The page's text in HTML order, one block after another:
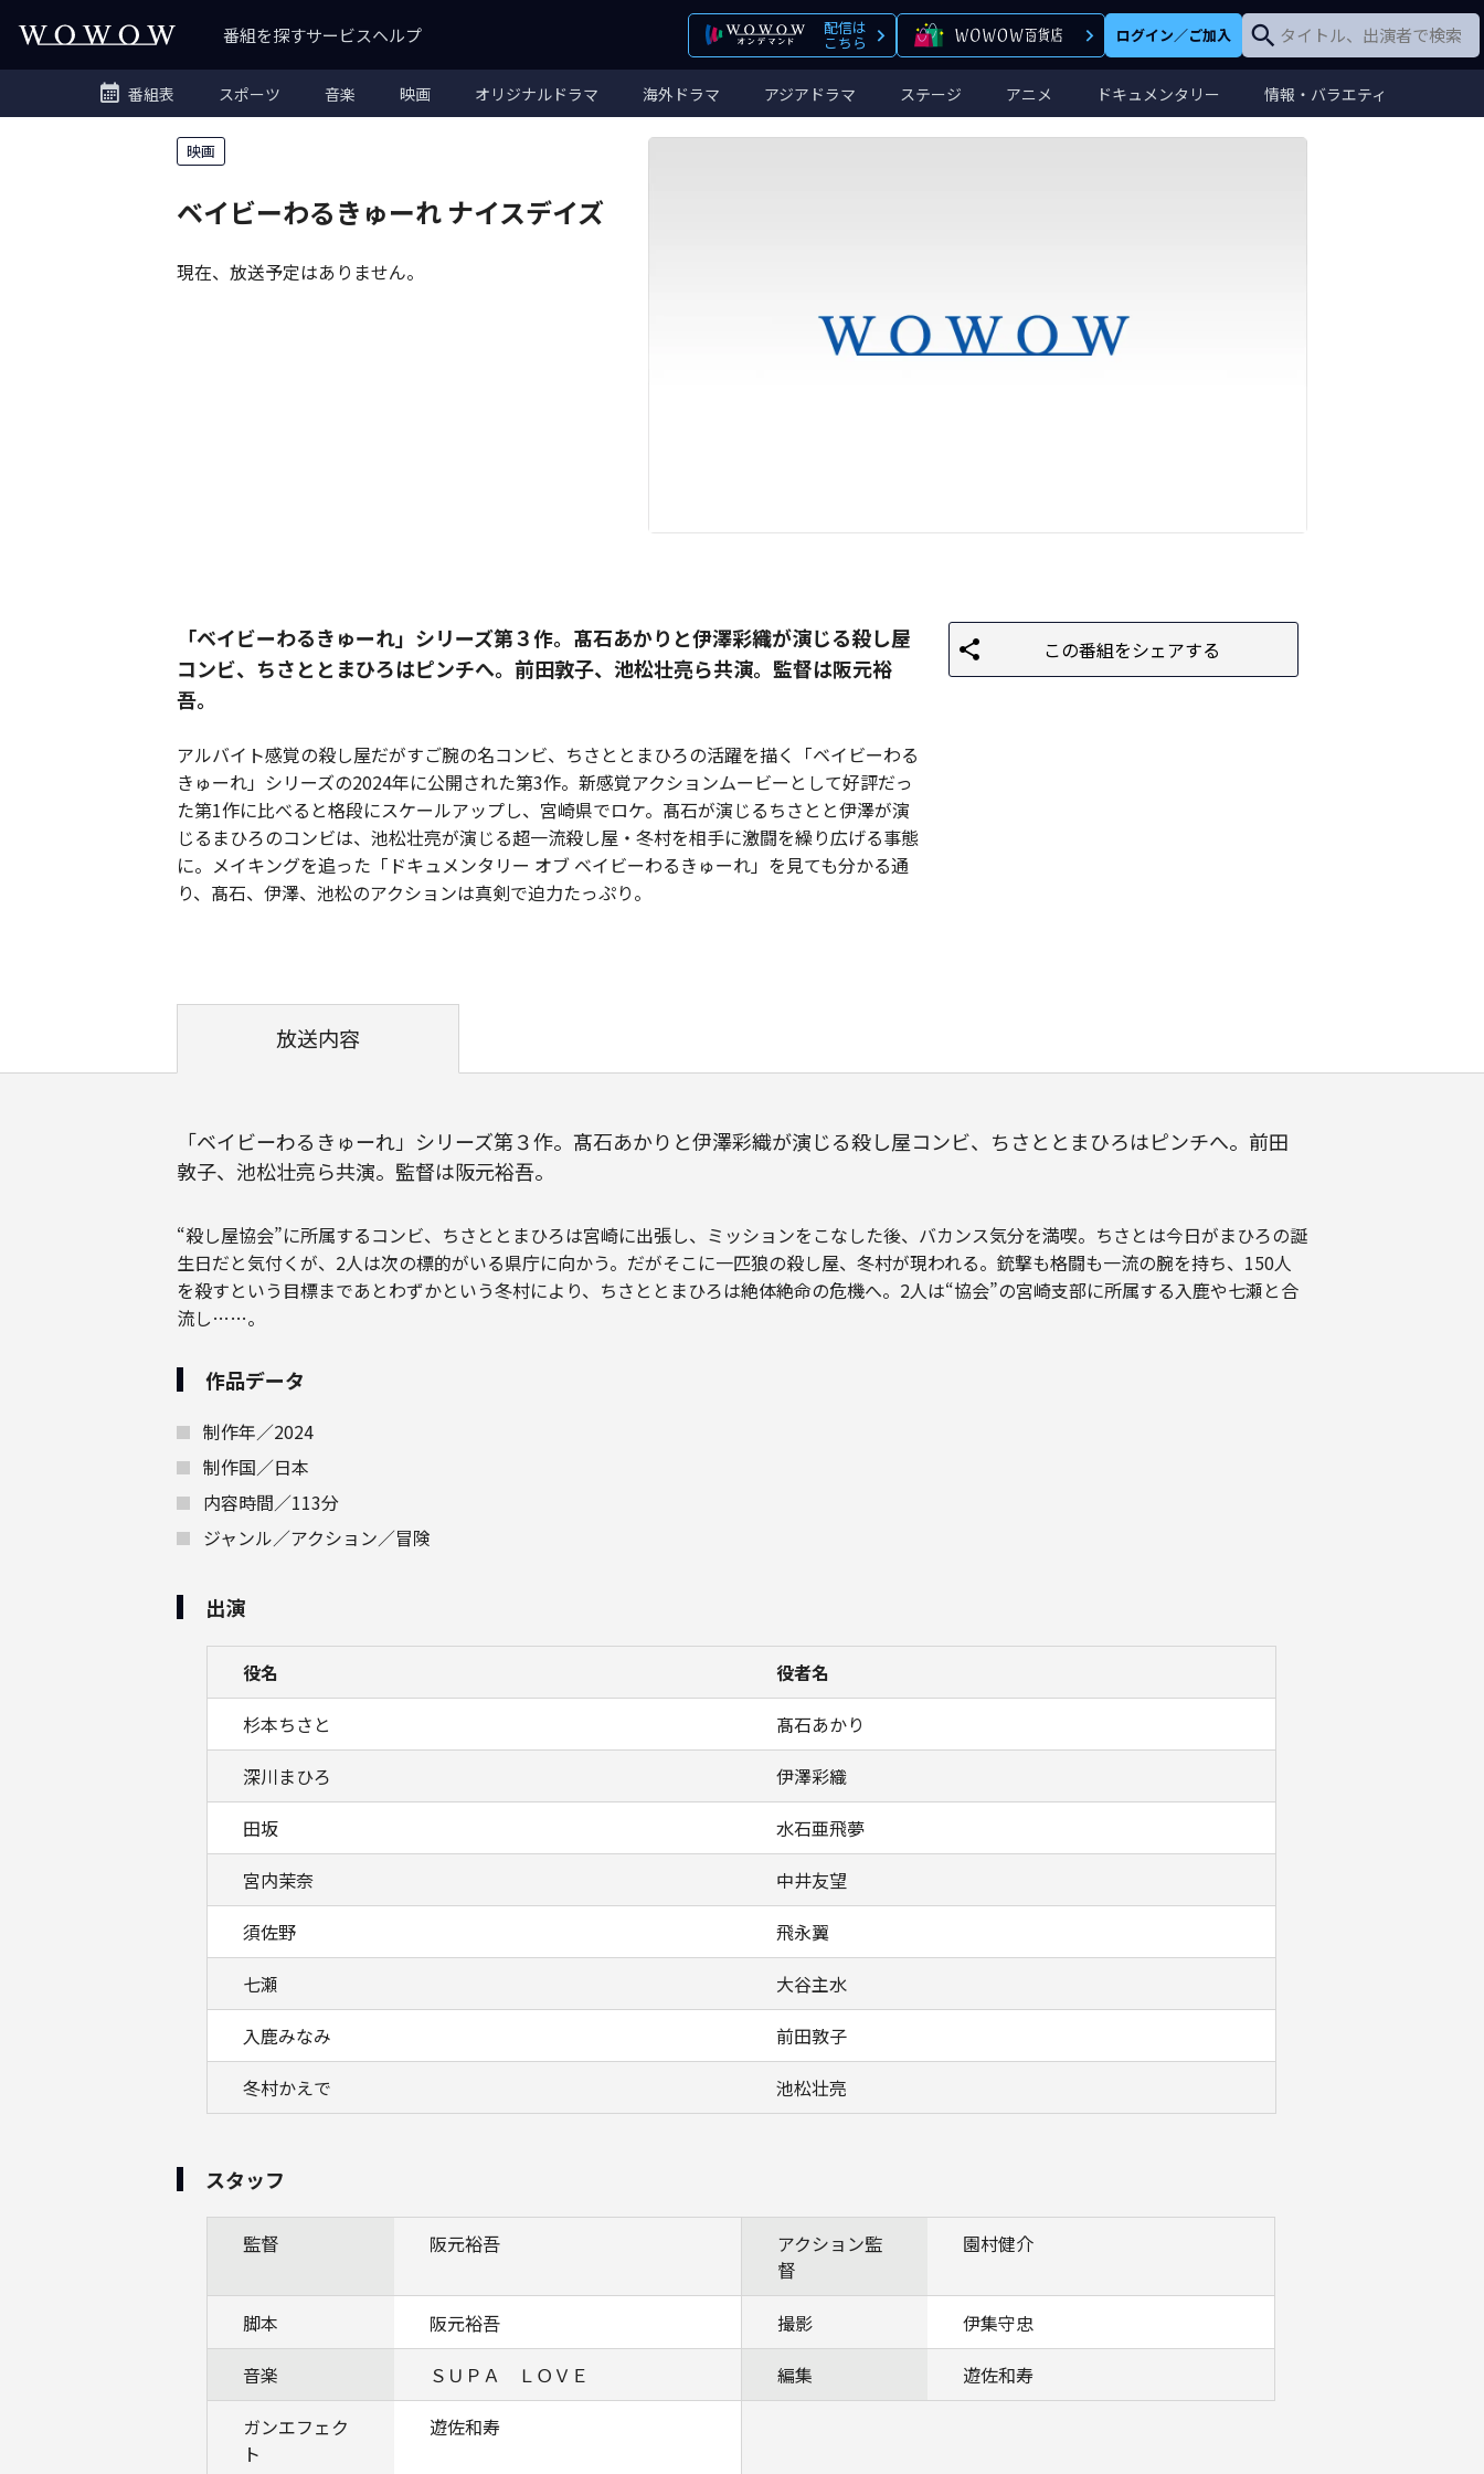
番組を探すサービスヘルプ 配信は
こちら ログイン／ご加入
番組表 スポーツ 音楽 映画 オリジナルドラマ 海外ドラマ アジアドラマ ステージ アニメ ドキュメンタリー 情報・バラエティ
映画
ベイビーわるきゅーれ ナイスデイズ
現在、放送予定はありません。
「ベイビーわるきゅーれ」シリーズ第３作。髙石あかりと伊澤彩織が演じる殺し屋
コンビ、ちさととまひろはピンチへ。前田敦子、池松壮亮ら共演。監督は阪元裕
吾。
アルバイト感覚の殺し屋だがすご腕の名コンビ、ちさととまひろの活躍を描く「ベイビーわる
きゅーれ」シリーズの2024年に公開された第3作。新感覚アクションムービーとして好評だっ
た第1作に比べると格段にスケールアップし、宮崎県でロケ。髙石が演じるちさとと伊澤が演
じるまひろのコンビは、池松壮亮が演じる超一流殺し屋・冬村を相手に激闘を繰り広げる事態
に。メイキングを追った「ドキュメンタリー オブ ベイビーわるきゅーれ」を見ても分かる通
り、髙石、伊澤、池松のアクションは真剣で迫力たっぷり。
この番組をシェアする
放送内容
「ベイビーわるきゅーれ」シリーズ第３作。髙石あかりと伊澤彩織が演じる殺し屋コンビ、ちさととまひろはピンチへ。前田
敦子、池松壮亮ら共演。監督は阪元裕吾。
“殺し屋協会”に所属するコンビ、ちさととまひろは宮崎に出張し、ミッションをこなした後、バカンス気分を満喫。ちさとは今日がまひろの誕
生日だと気付くが、2人は次の標的がいる県庁に向かう。だがそこに一匹狼の殺し屋、冬村が現われる。銃撃も格闘も一流の腕を持ち、150人
を殺すという目標まであとわずかという冬村により、ちさととまひろは絶体絶命の危機へ。2人は“協会”の宮崎支部に所属する入鹿や七瀬と合
流し……。
作品データ
制作年／2024
制作国／日本
内容時間／113分
ジャンル／アクション／冒険
出演
役名
役者名
杉本ちさと
髙石あかり
深川まひろ
伊澤彩織
田坂
水石亜飛夢
宮内茉奈
中井友望
須佐野
飛永翼
七瀬
大谷主水
入鹿みなみ
前田敦子
冬村かえで
池松壮亮
スタッフ
監督 阪元裕吾
アクション監
督
園村健介
脚本 阪元裕吾 撮影
伊集守忠
音楽
ＳＵＰＡ ＬＯＶＥ 編集
遊佐和寿
ガンエフェク
ト
遊佐和寿